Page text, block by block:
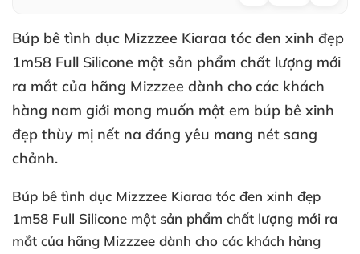
Búp bê tình dục Mizzzee Kiaraa tóc đen xinh đẹp
1m58 Full Silicone một sản phẩm chất lượng mới
ra mắt của hãng Mizzzee dành cho các khách
hàng nam giới mong muốn một em búp bê xinh
đẹp thùy mị nết na đáng yêu mang nét sang
chảnh.
Búp bê tình dục Mizzzee Kiaraa tóc đen xinh đẹp
1m58 Full Silicone một sản phẩm chất lượng mới ra
mắt của hãng Mizzzee dành cho các khách hàng